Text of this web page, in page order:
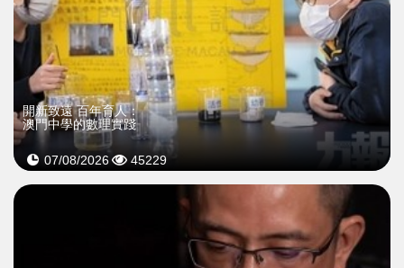
開新致遠 百年育人：
澳門中學的數理實踐
07/08/2026 45229